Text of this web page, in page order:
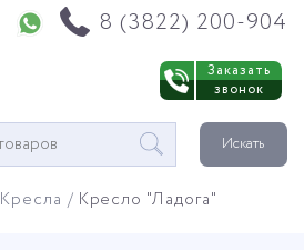
8 (3822) 200-904
Заказать
звонок
Искать
Кресла Кресло "Ладога"